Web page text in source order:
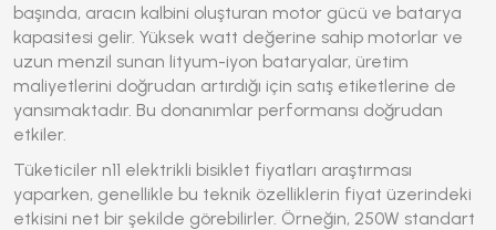
başında, aracın kalbini oluşturan motor gücü ve batarya
kapasitesi gelir. Yüksek watt değerine sahip motorlar ve
uzun menzil sunan lityum-iyon bataryalar, üretim
maliyetlerini doğrudan artırdığı için satış etiketlerine de
yansımaktadır. Bu donanımlar performansı doğrudan
etkiler.
Tüketiciler n11 elektrikli bisiklet fiyatları araştırması
yaparken, genellikle bu teknik özelliklerin fiyat üzerindeki
etkisini net bir şekilde görebilirler. Örneğin, 250W standart